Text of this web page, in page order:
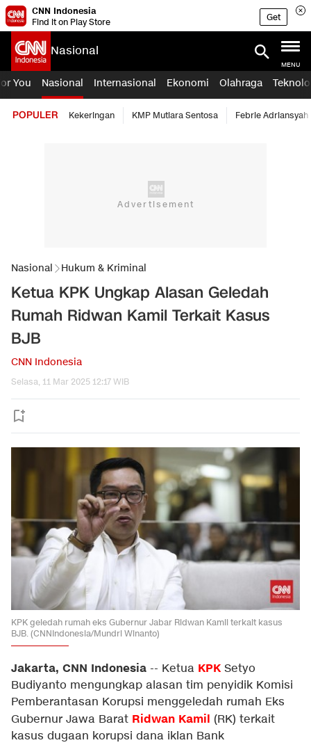
CNN Indonesia
Find it on Play Store
Get
Nasional
MENU
You Nasional Internasional Ekonomi Olahraga
POPULER Kekeringan KMP Mutiara Sentosa Febrie Adriansyah
Nasional Hukum & Kriminal
Ketua KPK Ungkap Alasan Geledah
Rumah Ridwan Kamil Terkait Kasus
BJB
CNN Indonesia
Selasa, 11 Mar 2025 12:17 WIB
KPK geledah rumah eks Gubernur Jabar Ridwan Kamil terkait kasus
BJB. (CNNIndonesia/Mundri Winanto)
Jakarta, CNN Indonesia -- Ketua KPKSetyo
Budiyanto mengungkap alasan tim penyidik Komisi
Pemberantasan Korupsi menggeledah rumah Eks
Gubernur Jawa Barat Ridwan Kamil (RK) terkait
kasus dugaan korupsi dana iklan Bank